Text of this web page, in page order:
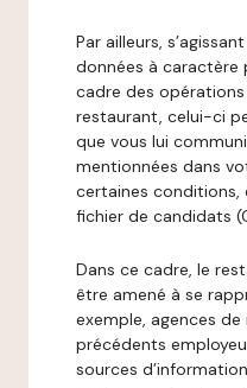
Par ailleurs,
données à caractère
cadre des
restaurant, celui-ci
que vous lui
mentionnées dans
certaines conditions,
fichier de candidats
Dans ce cadre, le
être amené à se
exemple, agences
précédents
sources